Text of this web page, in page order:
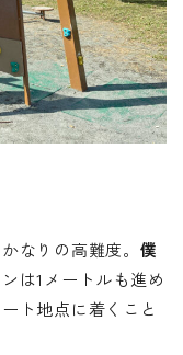
なりの高難度。 僕
は1メートルも進め
ト地点に着くこと